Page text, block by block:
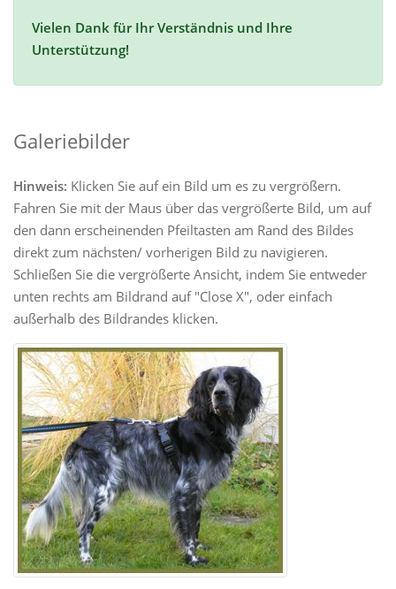
Vielen Dank für Ihr Verständnis und Ihre
Unterstützung!
Galeriebilder
Hinweis: Klicken Sie auf ein Bild um es zu vergrößern.
Fahren Sie mit der Maus über das vergrößerte Bild, um auf
den dann erscheinenden Pfeiltasten am Rand des Bildes
direkt zum nächsten/ vorherigen Bild zu navigieren.
Schließen Sie die vergrößerte Ansicht, indem Sie entweder
unten rechts am Bildrand auf "Close X", oder einfach
außerhalb des Bildrandes klicken.